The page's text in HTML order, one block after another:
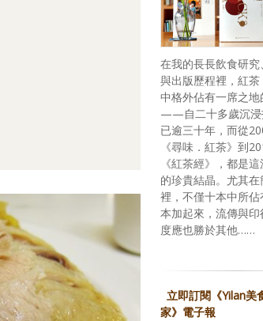
在我的長長飲食研
與出版歷程裡，紅
中格外佔有一席之地
——自二十多歲沉浸
已逾三十年，而從
《尋味．紅茶》到
《紅茶經》，都是
的珍貴結晶。尤其在
裡，不僅十本中所佔
本加起來，流傳與印
度應也勝於其他……
立即訂閱《Yilan美
家》電子報